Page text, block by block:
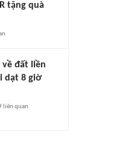
tặng quà
đất liền
dạt 8 giờ
liên quan